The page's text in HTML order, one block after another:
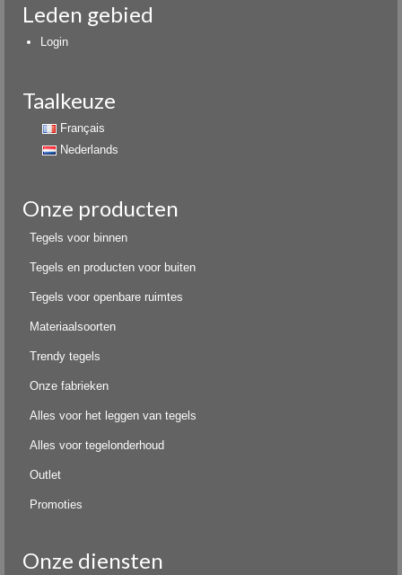
Leden gebied
Login
Taalkeuze
Français
Nederlands
Onze producten
Tegels voor binnen
Tegels en producten voor buiten
Tegels voor openbare ruimtes
Materiaalsoorten
Trendy tegels
Onze fabrieken
Alles voor het leggen van tegels
Alles voor tegelonderhoud
Outlet
Promoties
Onze diensten